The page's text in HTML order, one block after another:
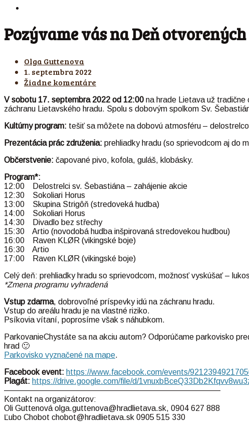
Pozývame vás na Deň
Olga Guttenova
1. septembra 2022
Žiadne komentáre
V sobotu 17. septembra 2022 od 12:00 na hrade Lietava už tradične
záchranu Lietavského hradu. Spolu s dobovým spolkom Sv.
Kultúrny program: tešiť sa môžete na dobovú atmosféru –
Prezentácia prác združenia: prehliadky hradu (so sprievodcom aj do
Občerstvenie: čapované pivo, kofola, guláš, klobásky.
Program*:
12:00 Delostrelci sv. Šebastiána – zahájenie akcie
12:30 Sokoliari Horus
13:00 Skupina Strigôň (stredoveká hudba)
14:00 Sokoliari Horus
14:30 Divadlo bez střechy
15:30 Artio (novodobá hudba inšpirovaná stredovekou hudbou)
16:00 Raven KLØR (vikingské boje)
16:30 Artio
17:00 Raven KLØR (vikingské boje)
Celý deň: prehliadky hradu so sprievodcom, možnosť vyskúšať –
*Zmena programu vyhradená
Vstup zdarma, dobrovoľné príspevky idú na záchranu hradu.
Vstup do areálu hradu je na vlastné riziko.
Psíkovia vítaní, poprosíme však s náhubkom.
ParkovanieChystáte sa na akciu autom? Odporúčame parkovisko
hrad 🙂
Parkovisko vyznačené na mape.
Facebook event: https://www.facebook.com/events/
Plagát: https://drive.google.com/file/d/
———————————————————————————
Kontakt na organizátorov:
Oli Guttenová olga.guttenova@hradlietava.sk, 0904 627 888
Ľubo Chobot chobot@hradlietava.sk 0905 515 330